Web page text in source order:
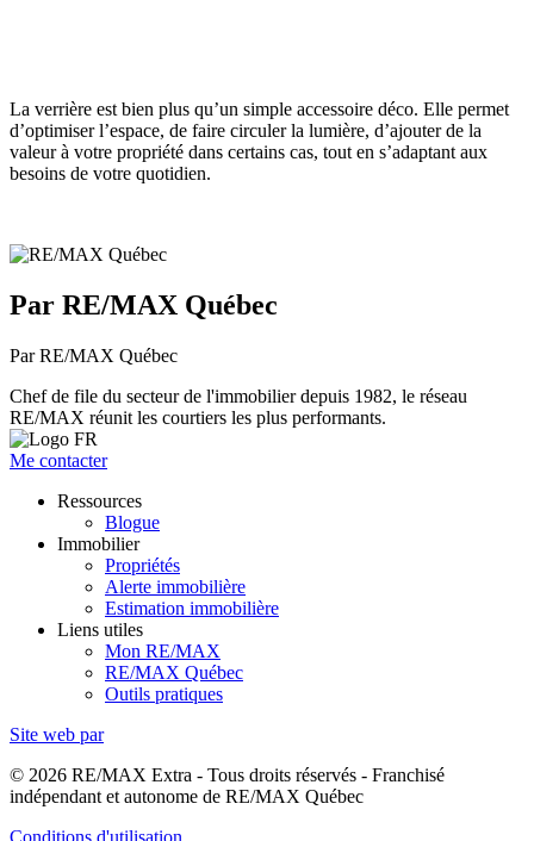
La verrière est bien plus qu’un simple accessoire déco. Elle permet
d’optimiser l’espace, de faire circuler la lumière, d’ajouter de la
valeur à votre propriété dans certains cas, tout en s’adaptant aux
besoins de votre quotidien.
Par RE/MAX Québec
Par RE/MAX Québec
Chef de file du secteur de l'immobilier depuis 1982, le réseau
RE/MAX réunit les courtiers les plus performants.
Me contacter
Ressources
Blogue
Immobilier
Propriétés
Alerte immobilière
Estimation immobilière
Liens utiles
Mon RE/MAX
RE/MAX Québec
Outils pratiques
Site web par
© 2026 RE/MAX Extra - Tous droits réservés - Franchisé
indépendant et autonome de RE/MAX Québec
Conditions d'utilisation